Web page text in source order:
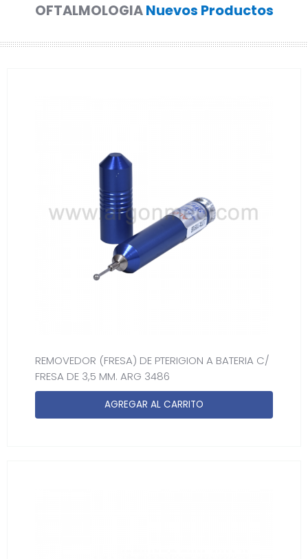
OFTALMOLOGIANuevos Productos
REMOVEDOR (FRESA) DE PTERIGION A BATERIA C/
FRESA DE 3,5 MM. ARG 3486
AGREGAR AL CARRITO